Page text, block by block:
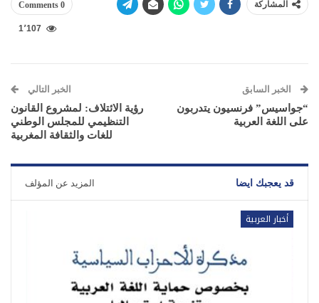
المشاركة 0 Comments
1٬107
الخبر السابق
“جواسيس” فرنسيون يتدربون
على اللغة العربية
الخبر التالي
رؤية الائتلاف: لمشروع القانون
التنظيمي للمجلس الوطني
للغات والثقافة المغربية
قد يعجبك ايضا المزيد عن المؤلف
أخبار العربية